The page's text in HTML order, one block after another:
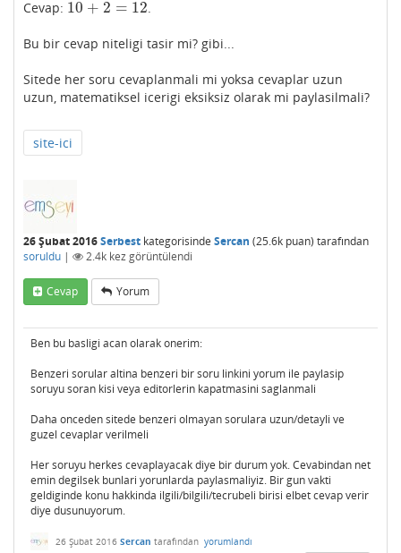
Cevap: 10 + 2 = 12
10+2= 12 .
Bu bir cevap niteligi tasir mi? gibi...
Sitede her soru cevaplanmali mi yoksa cevaplar uzun
uzun, matematiksel icerigi eksiksiz olarak mi paylasilmali?
site-ici
26 Şubat 2016Serbest kategorisinde Sercan (25.6k puan) tarafından
soruldu | 2.4k kez görüntülendi
Cevap Yorum
Ben bu basligi acan olarak onerim:
Benzeri sorular altina benzeri bir soru linkini yorum ile paylasip
soruyu soran kisi veya editorlerin kapatmasini saglanmali
Daha onceden sitede benzeri olmayan sorulara uzun/detayli ve
guzel cevaplar verilmeli
Her soruyu herkes cevaplayacak diye bir durum yok. Cevabindan net
emin degilsek bunlari yorunlarda paylasmaliyiz. Bir gun vakti
geldiginde konu hakkinda ilgili/bilgili/tecrubeli birisi elbet cevap verir
diye dusunuyorum.
26 Şubat 2016 Sercan tarafından yorumlandı